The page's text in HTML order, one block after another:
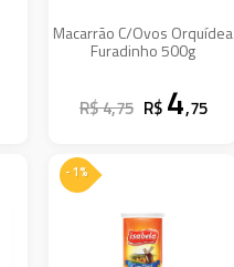
Macarrão C/Ovos Orquídea
Furadinho 500g
R$ 4,75 R$ 4,75
- 1%